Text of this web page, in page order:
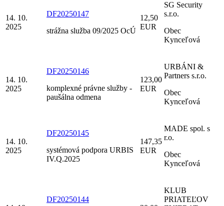
14. 10.
2025
DF20250147
strážna služba 09/2025 OcÚ
12,50
EUR
SG Security
s.r.o.
Obec
Kynceľová
14. 10.
2025
DF20250146
komplexné právne služby -
paušálna odmena
123,00
EUR
URBÁNI &
Partners s.r.o.
Obec
Kynceľová
14. 10.
2025
DF20250145
systémová podpora URBIS
IV.Q.2025
147,35
EUR
MADE spol. s
r.o.
Obec
Kynceľová
DF20250144
KLUB
PRIATEĽOV